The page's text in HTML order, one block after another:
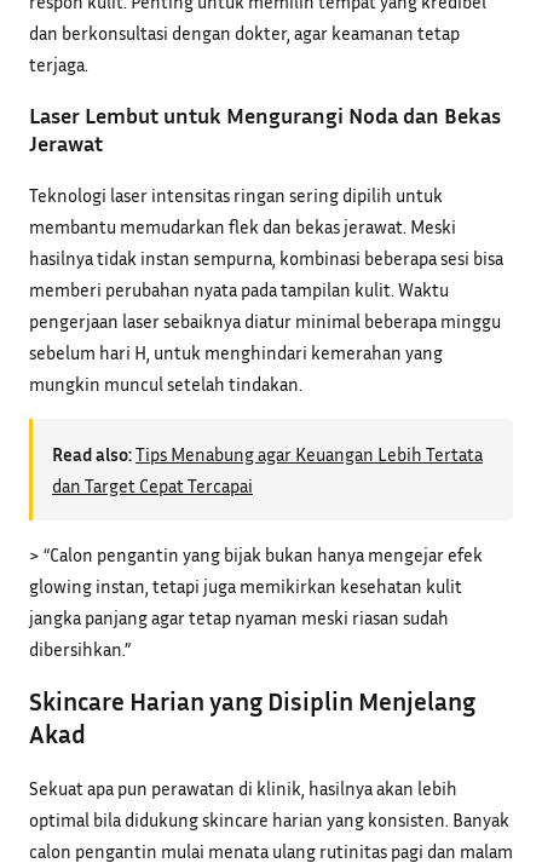
dan berkonsultasi dengan dokter, agar keamanan tetap
terjaga.
Laser Lembut untuk Mengurangi Noda dan Bekas
Jerawat
Teknologi laser intensitas ringan sering dipilih untuk
membantu memudarkan flek dan bekas jerawat. Meski
hasilnya tidak instan sempurna, kombinasi beberapa sesi bisa
memberi perubahan nyata pada tampilan kulit. Waktu
pengerjaan laser sebaiknya diatur minimal beberapa minggu
sebelum hari H, untuk menghindari kemerahan yang
mungkin muncul setelah tindakan.
Read also:Tips Menabung agar Keuangan Lebih Tertata
dan Target Cepat Tercapai
> “Calon pengantin yang bijak bukan hanya mengejar efek
glowing instan, tetapi juga memikirkan kesehatan kulit
jangka panjang agar tetap nyaman meski riasan sudah
dibersihkan.”
Skincare Harian yang Disiplin Menjelang
Akad
Sekuat apa pun perawatan di klinik, hasilnya akan lebih
optimal bila didukung skincare harian yang konsisten. Banyak
calon pengantin mulai menata ulang rutinitas pagi dan malam